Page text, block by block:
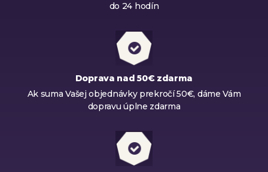
do 24 hodín
Doprava nad 50€ zdarma
Ak suma Vašej objednávky prekročí 50€, dáme Vám
dopravu úplne zdarma